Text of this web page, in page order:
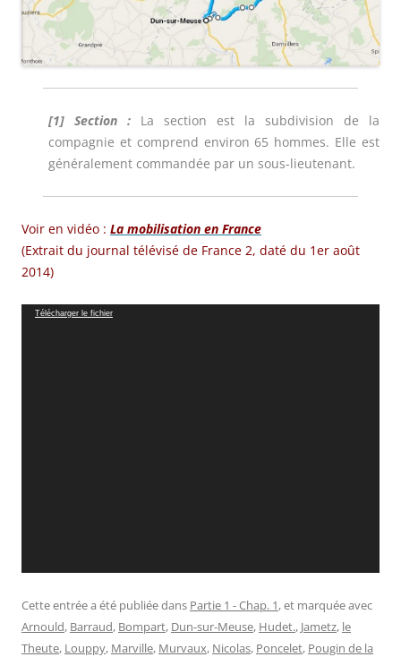
[1] Section : La section est la subdivision de la
compagnie et comprend environ 65 hommes. Elle est
généralement commandée par un sous-lieutenant.
Voir en vidéo : La mobilisation en France
(Extrait du journal télévisé de France 2, daté du 1er août
2014)
Lecteur
Télécharger le fichier
Cette entrée a été publiée dans Partie 1 - Chap. 1, et marquée avec
Arnould, Barraud, Bompart, Dun-sur-Meuse, Hudet., Jametz, le
Theute, Louppy, Marville, Murvaux, Nicolas, Poncelet, Pougin de la